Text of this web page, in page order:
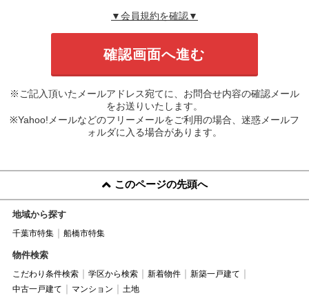
▼会員規約を確認▼
※ご記入頂いたメールアドレス宛てに、お問合せ内容の確認メール
をお送りいたします。
※Yahoo!メールなどのフリーメールをご利用の場合、迷惑メールフ
ォルダに入る場合があります。
このページの先頭へ
地域から探す
千葉市特集 船橋市特集
物件検索
こだわり条件検索 学区から検索 新着物件
新築一戸建て
中古一戸建て
マンション 土地